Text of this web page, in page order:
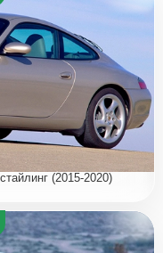
(2015-2020)